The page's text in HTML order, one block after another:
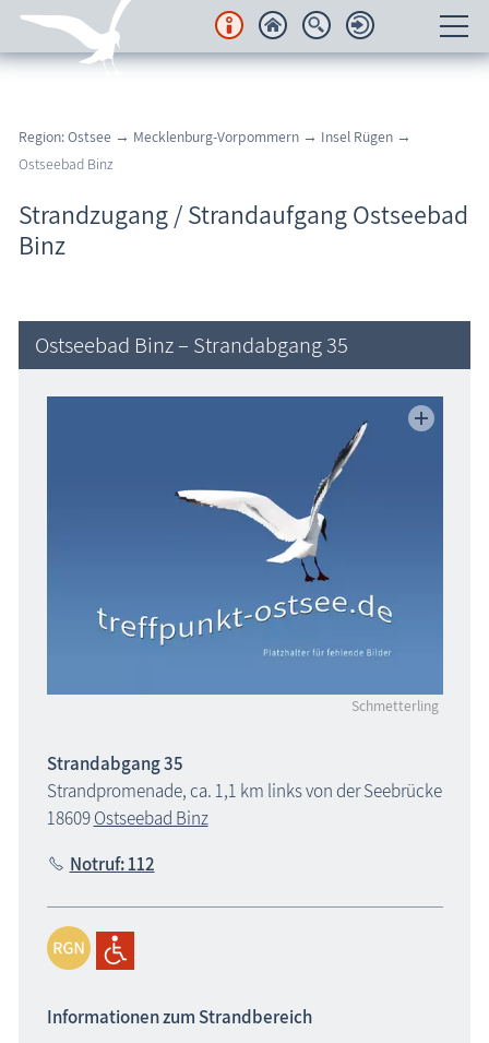
Regionales
Urlaubsorte
Karten
Wissenswertes
Region: Ostsee → Mecklenburg-Vorpommern → Insel Rügen →
Ostseebad Binz
Strandzugang / Strandaufgang Ostseebad
Binz
Ostseebad Binz – Strandabgang 35
Schmetterling
Strandabgang 35
Strandpromenade, ca. 1,1 km links von der Seebrücke
18609Ostseebad Binz
Notruf: 112
Informationen zum Strandbereich